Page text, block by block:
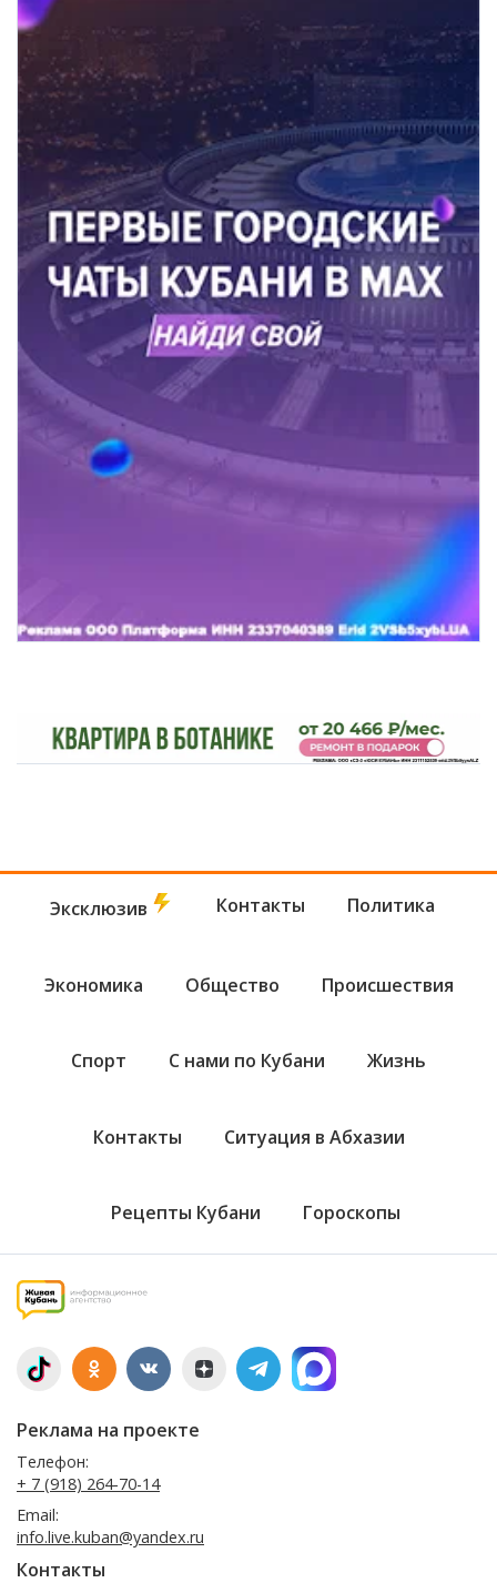
Эксклюзив Контакты Политика
Экономика Общество Происшествия
Спорт С нами по Кубани Жизнь
Контакты Ситуация в Абхазии
Рецепты Кубани Гороскопы
Реклама на проекте
Телефон:
+ 7 (918) 264-70-14
Email:
info.live.kuban@yandex.ru
Контакты